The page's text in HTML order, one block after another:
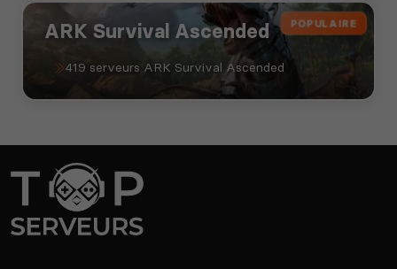
POPULAIRE
ARK Survival Ascended
419 serveurs ARK Survival Ascended